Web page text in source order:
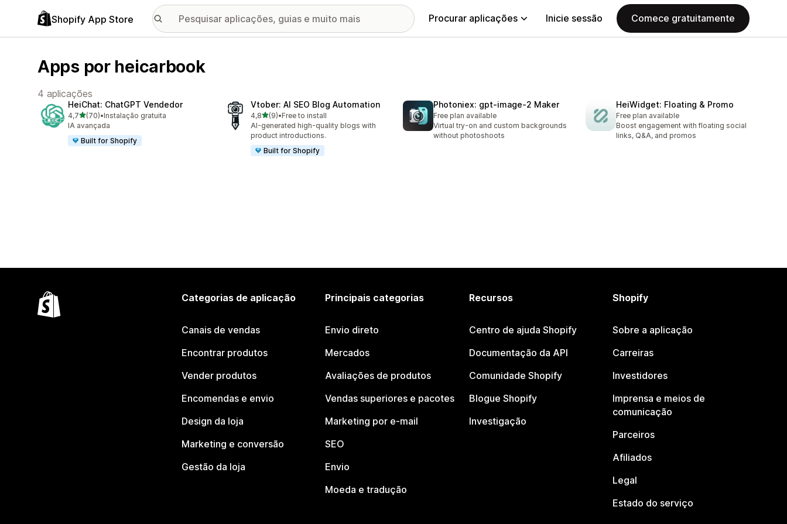
Shopify App Store Procurar aplicações Inicie sessão Comece gratuitamente
Apps por heicarbook
4 aplicações
HeiChat: ChatGPT Vendedor
4,7de 5 estrelas
(70)
70 total de avaliações
•Instalação gratuita
IA avançada
Built for Shopify
Vtober: AI SEO Blog Automation
4,8de 5 estrelas
(9)
9 total de avaliações
•Free to install
AI-generated high-quality blogs with
product introductions.
Built for Shopify
Photoniex: gpt‑image‑2 Maker
Free plan available
Virtual try-on and custom backgrounds
without photoshoots
HeiWidget: Floating & Promo
Free plan available
Boost engagement with floating social
links, Q&A, and promos
Categorias de aplicação
Canais de vendas
Encontrar produtos
Vender produtos
Encomendas e envio
Design da loja
Marketing e conversão
Gestão da loja
Principais categorias
Envio direto
Mercados
Avaliações de produtos
Vendas superiores e pacotes
Marketing por e-mail
SEO
Envio
Moeda e tradução
Recursos
Centro de ajuda Shopify
Documentação da API
Comunidade Shopify
Blogue Shopify
Investigação
Shopify
Sobre a aplicação
Carreiras
Investidores
Imprensa e meios de
comunicação
Parceiros
Afiliados
Legal
Estado do serviço